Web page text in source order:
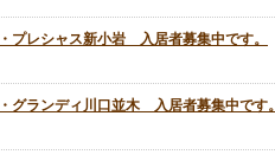
プレシャス新小岩 入居者募集中です。
グランディ川口並木 入居者募集中です。